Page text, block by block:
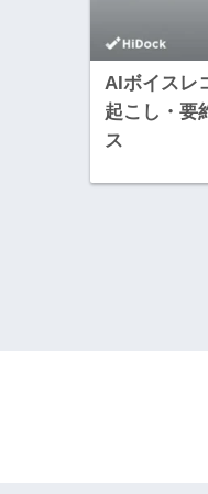
AIボイスレ
起こし・要
ス